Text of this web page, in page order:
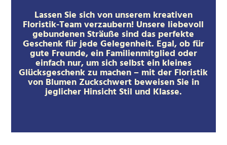
Lassen Sie sich von unserem kreativen
Floristik-Team verzaubern! Unsere liebevoll
gebundenen Sträuße sind das perfekte
Geschenk für jede Gelegenheit. Egal, ob für
gute Freunde, ein Familienmitglied oder
einfach nur, um sich selbst ein kleines
Glücksgeschenk zu machen – mit der Floristik
von Blumen Zuckschwert beweisen Sie in
jeglicher Hinsicht Stil und Klasse.